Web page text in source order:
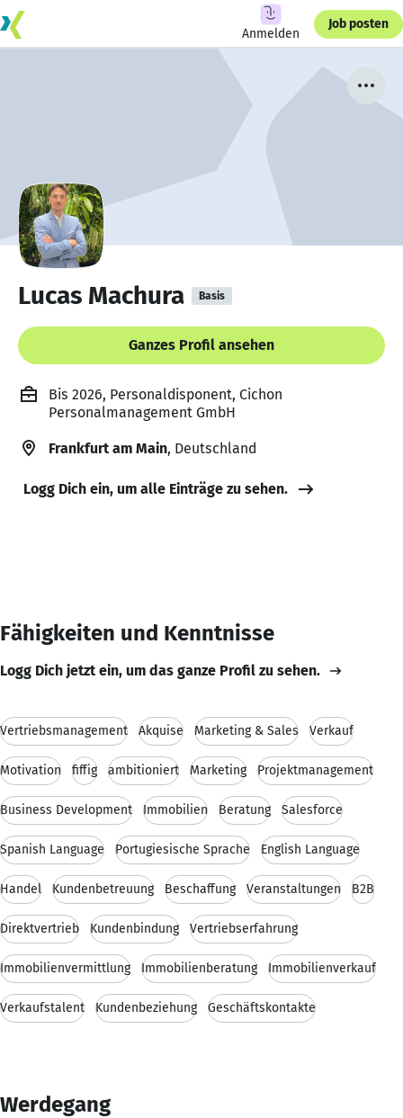
Anmelden
Job posten
Lucas Machura Basis
Ganzes Profil ansehen
Bis 2026, Personaldisponent, Cichon
Personalmanagement GmbH
Frankfurt am Main, Deutschland
Logg Dich ein, um alle Einträge zu sehen.
Fähigkeiten und Kenntnisse
Logg Dich jetzt ein, um das ganze Profil zu sehen.
Vertriebsmanagement Akquise Marketing & Sales Verkauf
Motivation fiffig ambitioniert Marketing Projektmanagement
Business Development Immobilien Beratung Salesforce
Spanish Language Portugiesische Sprache English Language
Handel Kundenbetreuung Beschaffung Veranstaltungen B2B
Direktvertrieb Kundenbindung Vertriebserfahrung
Immobilienvermittlung Immobilienberatung Immobilienverkauf
Verkaufstalent Kundenbeziehung Geschäftskontakte
Werdegang